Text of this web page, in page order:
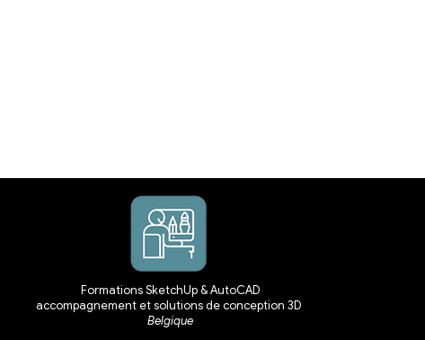
Formations SketchUp & AutoCAD
accompagnement et solutions de conception 3D
Belgique